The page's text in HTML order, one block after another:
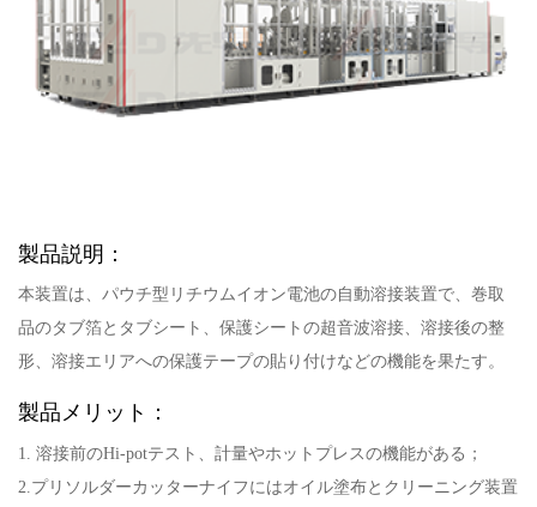
製品説明：
本装置は、パウチ型リチウムイオン電池の自動溶接装置で、巻取
品のタブ箔とタブシート、保護シートの超音波溶接、溶接後の整
形、溶接エリアへの保護テープの貼り付けなどの機能を果たす。
製品メリット：
1. 溶接前のHi-potテスト、計量やホットプレスの機能がある；
2.プリソルダーカッターナイフにはオイル塗布とクリーニング装置